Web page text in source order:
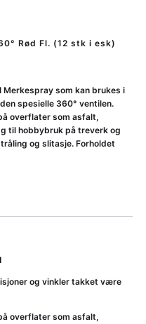
Rød Fl. (12 stk i esk)
som kan brukes i
spesielle 360° ventilen.
overflater som asfalt,
til hobbybruk på treverk og
og slitasje. Forholdet
og vinkler takket være
overflater som asfalt,